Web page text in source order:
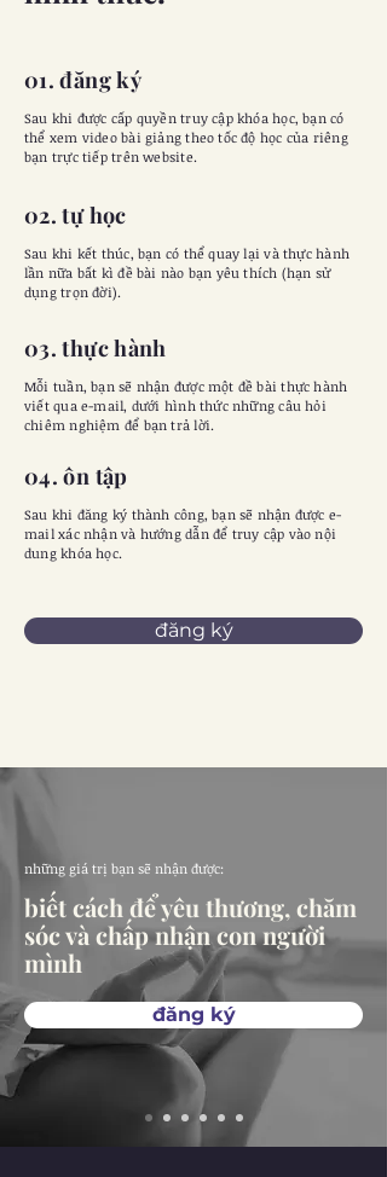
01. đăng ký
Sau khi được cấp quyền truy cập khóa học, bạn có
thể xem video bài giảng theo tốc độ học của riêng
bạn trực tiếp trên website.
02. tự học
Sau khi kết thúc, bạn có thể quay lại và thực hành
lần nữa bất kì đề bài nào bạn yêu thích (hạn sử
dụng trọn đời).
03. thực hành
Mỗi tuần, bạn sẽ nhận được một đề bài thực hành
viết qua e-mail, dưới hình thức những câu hỏi
chiêm nghiệm để bạn trả lời.
04. ôn tập
Sau khi đăng ký thành công, bạn sẽ nhận được e-
mail xác nhận và hướng dẫn để truy cập vào nội
dung khóa học.
đăng ký
những giá trị bạn sẽ nhận được:
biết cách để yêu thương, chăm
sóc và chấp nhận con người
mình
đăng ký